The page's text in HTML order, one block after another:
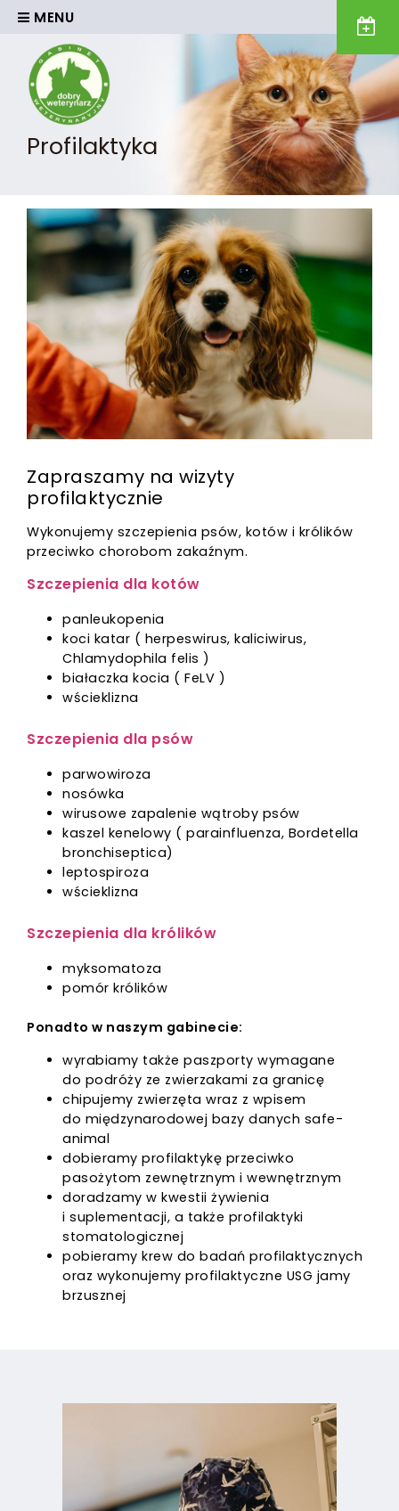
MENU
Profilaktyka
Zapraszamy na wizyty
profilaktycznie
Wykonujemy szczepienia psów, kotów i królików
przeciwko chorobom zakaźnym.
Szczepienia dla kotów
panleukopenia
koci katar ( herpeswirus, kaliciwirus,
Chlamydophila felis )
białaczka kocia ( FeLV )
wścieklizna
Szczepienia dla psów
parwowiroza
nosówka
wirusowe zapalenie wątroby psów
kaszel kenelowy ( parainfluenza, Bordetella
bronchiseptica)
leptospiroza
wścieklizna
Szczepienia dla królików
myksomatoza
pomór królików
Ponadto w naszym gabinecie:
wyrabiamy także paszporty wymagane
do podróży ze zwierzakami za granicę
chipujemy zwierzęta wraz z wpisem
do międzynarodowej bazy danych safe-
animal
dobieramy profilaktykę przeciwko
pasożytom zewnętrznym i wewnętrznym
doradzamy w kwestii żywienia
i suplementacji, a także profilaktyki
stomatologicznej
pobieramy krew do badań profilaktycznych
oraz wykonujemy profilaktyczne USG jamy
brzusznej